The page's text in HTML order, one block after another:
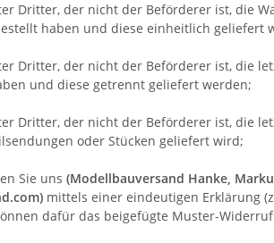
Dritter, der nicht der Beförderer ist, die
haben und diese einheitlich geliefert
Dritter, der nicht der Beförderer ist, die
und diese getrennt geliefert werden;
Dritter, der nicht der Beförderer ist, die
oder Stücken geliefert wird;
Sie uns (Modellbauversand Hanke,
mittels einer eindeutigen Erklärung
dafür das beigefügte Muster-